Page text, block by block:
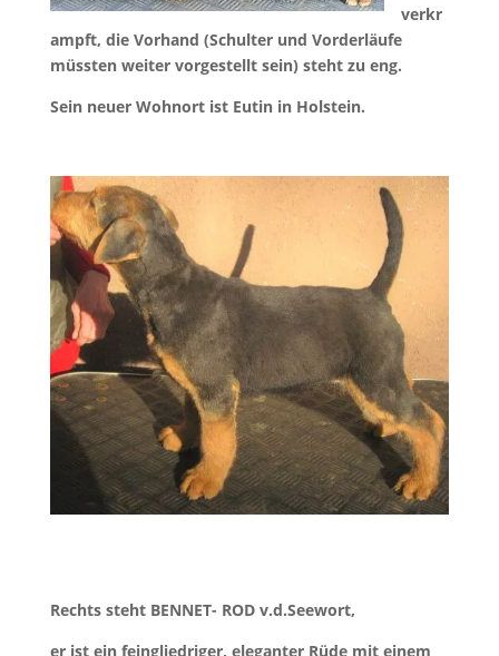
verkr
ampft, die Vorhand (Schulter und Vorderläufe
müssten weiter vorgestellt sein) steht zu eng.
Sein neuer Wohnort ist Eutin in Holstein.
Rechts steht BENNET- ROD v.d.Seewort,
er ist ein feingliedriger, eleganter Rüde mit einem